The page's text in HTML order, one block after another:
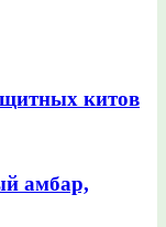
китов
амбар,